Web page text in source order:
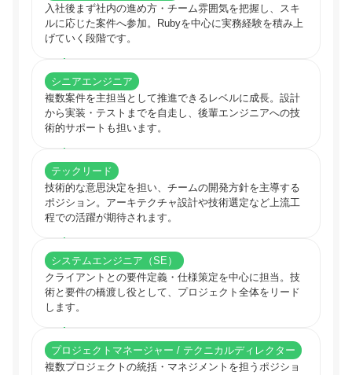
入社後まず社内の進め方・チーム雰囲気を把握し、スキ
ルに応じた案件へ参加。Rubyを中心に実務経験を積み上
げていく段階です。
シニアエンジニア
複数案件を主担当として推進できるレベルに成長。設計
から実装・テストまでを自走し、後輩エンジニアへの技
術的サポートも担います。
テックリード
技術的な意思決定を担い、チームの開発方針を主導する
ポジション。アーキテクチャ設計や技術選定など上流工
程での活躍が期待されます。
システムエンジニア（SE）
クライアントとの要件定義・仕様策定を中心に担当。技
術と要件の橋渡し役として、プロジェクト全体をリード
します。
プロジェクトマネージャー / テクニカルディレクター
複数プロジェクトの統括・マネジメントを担うポジショ